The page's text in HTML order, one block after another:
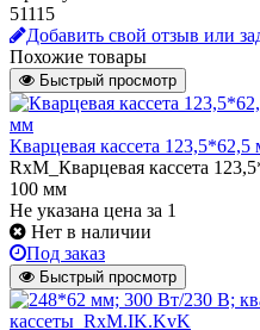
51115
Добавить свой отзыв или
Похожие товары
Быстрый просмотр
Кварцевая кассета
RxM_Кварцевая кассета
100 мм
Не указана цена за 1
Нет в наличии
Под заказ
Быстрый просмотр